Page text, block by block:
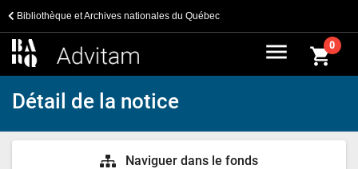
Bibliothèque et Archives nationales du Québec
menu shopping_cart0
Détail de la notice
Naviguer dans le fonds